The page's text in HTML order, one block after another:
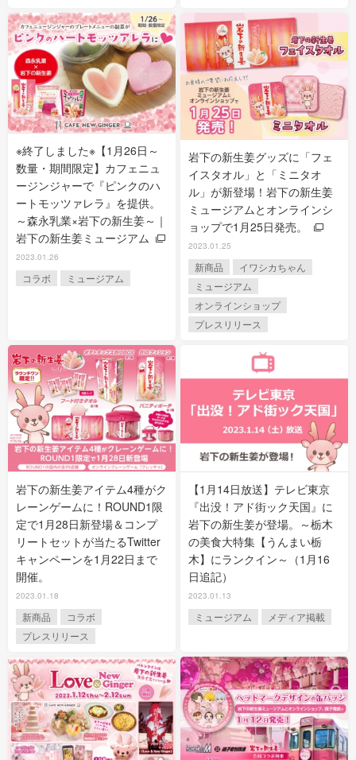
※終了しました※【1月26日～
数量・期間限定】カフェニュ
ージンジャーで『ピンクのハ
ートモッツァレラ』を提供。
～森永乳業×岩下の新生姜～｜
岩下の新生姜ミュージアム
2023.01.26
コラボ ミュージアム
岩下の新生姜グッズに「フェ
イスタオル」と「ミニタオ
ル」が新登場！岩下の新生姜
ミュージアムとオンラインシ
ョップで1月25日発売。
2023.01.25
新商品
イワシカちゃん
ミュージアム
オンラインショップ
プレスリリース
岩下の新生姜アイテム4種がク
レーンゲームに！ROUND1限
定で1月28日新登場＆コンプ
リートセットが当たるTwitter
キャンペーンを1月22日まで
開催。
2023.01.18
新商品
コラボ
プレスリリース
【1月14日放送】テレビ東京
『出没！アド街ック天国』に
岩下の新生姜が登場。～栃木
の美食大特集【うんまい栃
木】にランクイン～（1月16
日追記）
2023.01.13
ミュージアム メディア掲載